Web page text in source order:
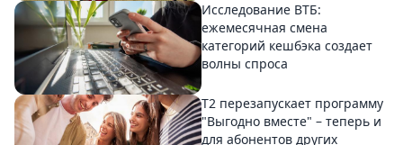
Исследование ВТБ:
ежемесячная смена
категорий кешбэка создает
волны спроса
Т2 перезапускает программу
"Выгодно вместе" – теперь и
для абонентов других